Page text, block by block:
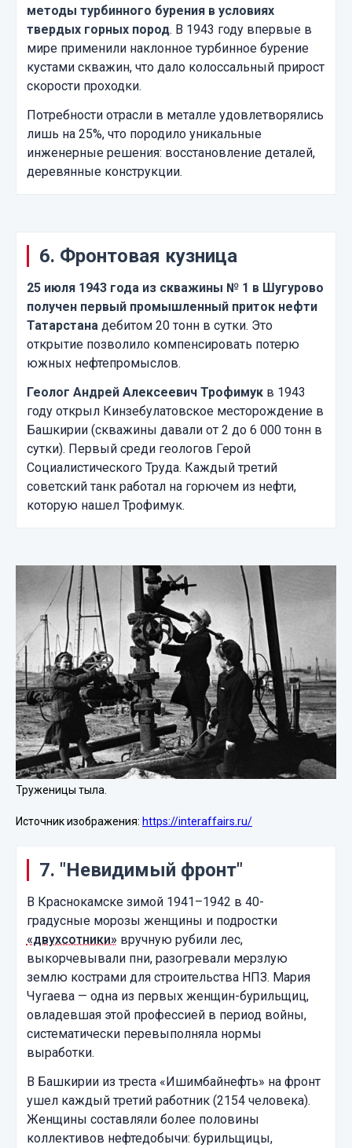
методы турбинного бурения в условиях
твердых горных пород. В 1943 году впервые в
мире применили наклонное турбинное бурение
кустами скважин, что дало колоссальный прирост
скорости проходки.
Потребности отрасли в металле удовлетворялись
лишь на 25%, что породило уникальные
инженерные решения: восстановление деталей,
деревянные конструкции.
6. Фронтовая кузница
25 июля 1943 года из скважины № 1 в Шугурово
получен первый промышленный приток нефти
Татарстана дебитом 20 тонн в сутки. Это
открытие позволило компенсировать потерю
южных нефтепромыслов.
Геолог Андрей Алексеевич Трофимукв 1943
году открыл Кинзебулатовское месторождение в
Башкирии (скважины давали от 2 до 6 000 тонн в
сутки). Первый среди геологов Герой
Социалистического Труда. Каждый третий
советский танк работал на горючем из нефти,
которую нашел Трофимук.
Труженицы тыла.
Источник изображения: https://interaffairs.ru/
7. "Невидимый фронт"
В Краснокамске зимой 1941–1942 в 40-
градусные морозы женщины и подростки
«двухсотники» вручную рубили лес,
выкорчевывали пни, разогревали мерзлую
землю кострами для строительства НПЗ. Мария
Чугаева — одна из первых женщин-бурильщиц,
овладевшая этой профессией в период войны,
систематически перевыполняла нормы
выработки.
В Башкирии из треста «Ишимбайнефть» на фронт
ушел каждый третий работник (2154 человека).
Женщины составляли более половины
коллективов нефтедобычи: бурильщицы,